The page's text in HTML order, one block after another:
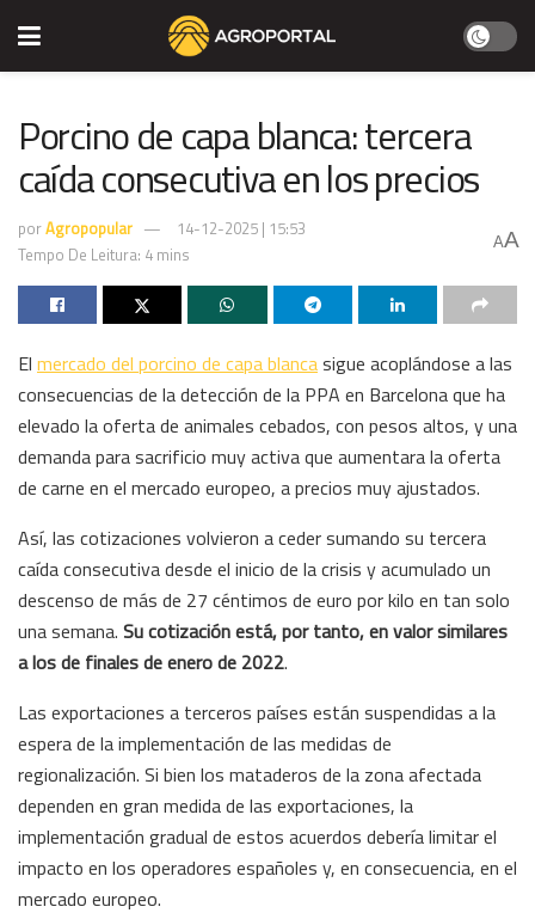
Porcino de capa blanca: tercera
caída consecutiva en los precios
porAgropopular
14-12-2025 | 15:53
Tempo De Leitura: 4 mins
AA
El mercado del porcino de capa blancasigue acoplándose a las
consecuencias de la detección de la PPA en Barcelona que ha
elevado la oferta de animales cebados, con pesos altos, y una
demanda para sacrificio muy activa que aumentara la oferta
de carne en el mercado europeo, a precios muy ajustados.
Así, las cotizaciones volvieron a ceder sumando su tercera
caída consecutiva desde el inicio de la crisis y acumulado un
descenso de más de 27 céntimos de euro por kilo en tan solo
una semana. Su cotización está, por tanto, en valor similares
a los de finales de enero de 2022.
Las exportaciones a terceros países están suspendidas a la
espera de la implementación de las medidas de
regionalización. Si bien los mataderos de la zona afectada
dependen en gran medida de las exportaciones, la
implementación gradual de estos acuerdos debería limitar el
impacto en los operadores españoles y, en consecuencia, en el
mercado europeo.